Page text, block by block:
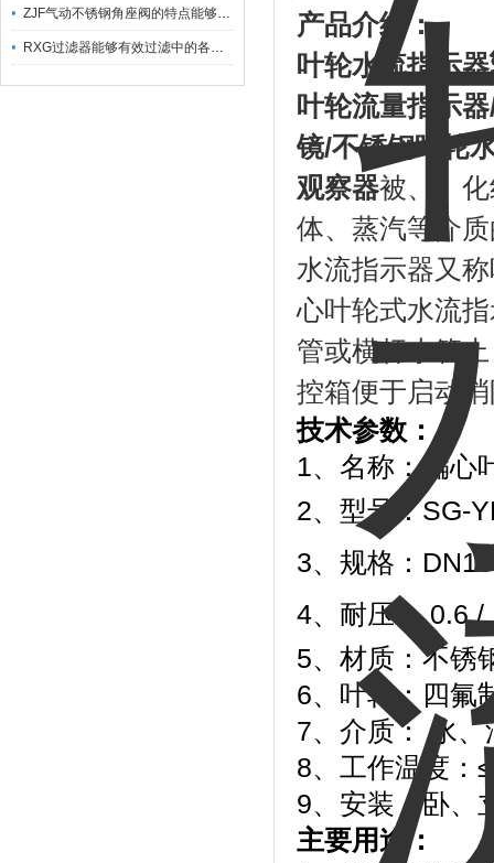
ZJF气动不锈钢角座阀的特点能够稳定地控制介质流量
RXG过滤器能够有效过滤中的各种杂质
产品介绍：
叶轮水流指示器
叶轮流量指示器
镜/不锈钢叶轮
观察器被、、
体、蒸汽等介
水流指示器又
心叶轮式水流
管或横杆水管
控箱便于启动
技术参数：
1、名称：偏心
2、型号：SG-
3、规格：
4、耐压： 0.6
5、材质：不锈
6、叶轮：四氟
7、介质： 水
8、工作温度：
9、安装：卧、
主要用途：